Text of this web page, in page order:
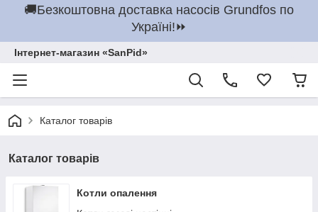
🚚Безкоштовна доставка насосів Grundfos по
Україні!⏩
Інтернет-магазин «SanPid»
Каталог товарів
Каталог товарів
Котли опалення